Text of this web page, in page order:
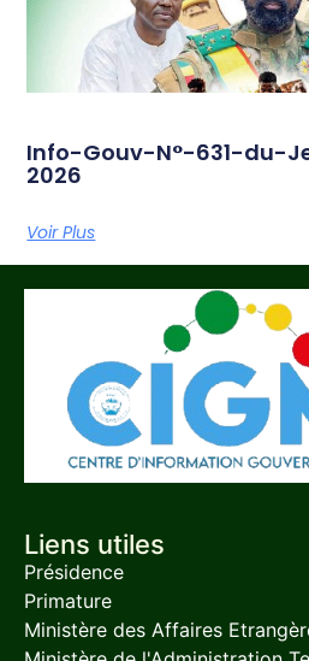
Info-Gouv-N°-631-du-
2026
Voir Plus
Liens utiles
Présidence
Primature
Ministère des Affaires